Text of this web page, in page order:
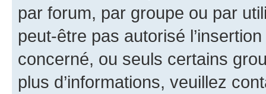
par forum, par groupe ou par
peut-être pas autorisé
concerné, ou seuls certains
plus d’informations, veuillez